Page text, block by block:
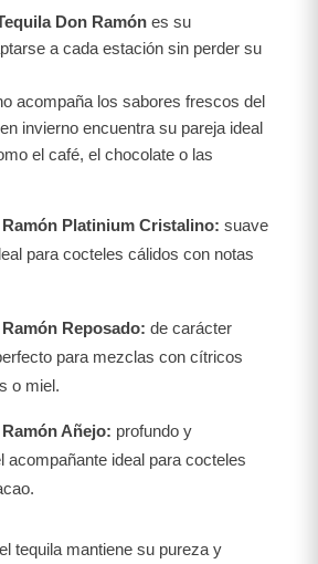
Don Ramón es su
a cada estación sin perder su
acompaña los sabores frescos del
invierno encuentra su pareja ideal
el café, el chocolate o las
Platinium Cristalino: suave
para cocteles cálidos con notas
Reposado: de carácter
para mezclas con cítricos
o miel.
Añejo: profundo y
acompañante ideal para cocteles
tequila mantiene su pureza y